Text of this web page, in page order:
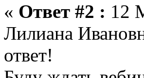
« Ответ #2 : 12
Лилиана
ответ!